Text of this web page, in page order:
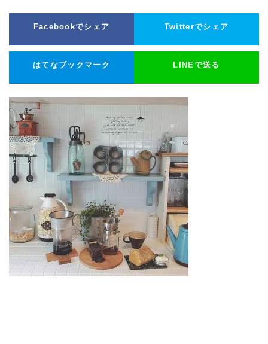
Facebookでシェア Twitterでシェア
はてなブックマーク LINEで送る